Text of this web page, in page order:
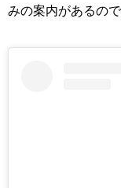
みの案内があるの